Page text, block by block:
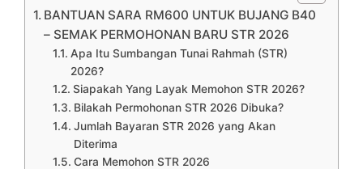
BANTUAN SARA RM600 UNTUK BUJANG B40
– SEMAK PERMOHONAN BARU STR 2026
Apa Itu Sumbangan Tunai Rahmah (STR)
2026?
Siapakah Yang Layak Memohon STR 2026?
Bilakah Permohonan STR 2026 Dibuka?
Jumlah Bayaran STR 2026 yang Akan
Diterima
Cara Memohon STR 2026